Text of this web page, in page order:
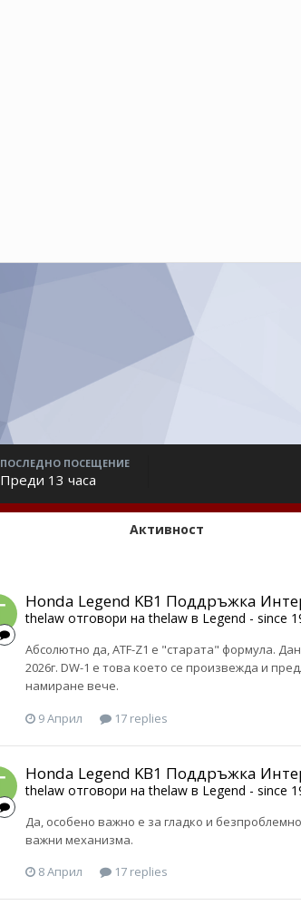
ПОСЛЕДНО ПОСЕЩЕНИЕ
Преди 13 часа
Активност
Honda Legend KB1 Поддръжка
thelaw отговори наthelaw в Legend - since
Абсолютно да, ATF-Z1 е "старата" формула.
2026г. DW-1 е това което се произвежда и
намиране вече.
9 Април
17 replies
Honda Legend KB1 Поддръжка
thelaw отговори наthelaw в Legend - since
Да, особено важно е за гладко и
важни механизма.
8 Април
17 replies